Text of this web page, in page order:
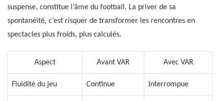
suspense, constitue l’âme du football. La priver de sa
spontanéité, c’est risquer de transformer les rencontres en
spectacles plus froids, plus calculés.
Aspect Avant VAR Avec VAR
Fluidité du jeu Continue Interrompue